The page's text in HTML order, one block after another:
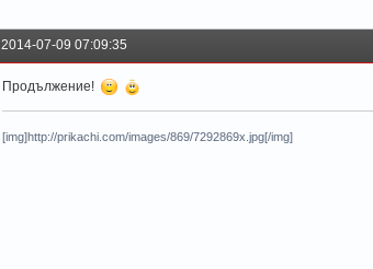
2014-07-09 07:09:35
Продължение!
[img]http://prikachi.com/images/869/7292869x.jpg[/img]